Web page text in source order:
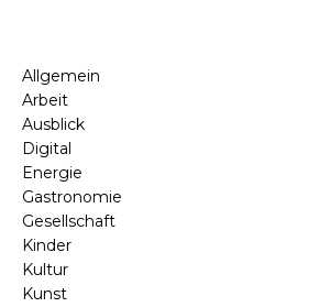
Allgemein
Arbeit
Ausblick
Digital
Energie
Gastronomie
Gesellschaft
Kinder
Kultur
Kunst